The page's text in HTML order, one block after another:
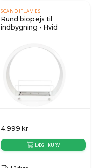
SCANDIFLAMES
Rund biopejs til
indbygning - Hvid
4.999 kr
LÆG I KURV